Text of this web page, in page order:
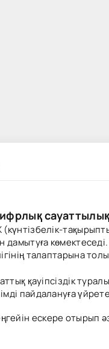
сауаттылық
дамытуға
талаптарына
қауіпсіздік
пайдалануға
ескере отырып